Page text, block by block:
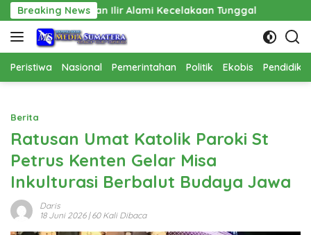
Langsung
ke
konten
Breaking News
Ilir Alami Kecelakaan Tunggal Pembangunan
Peristiwa Nasional Pemerintahan Politik Ekobis
Berita
Ratusan Umat Katolik Paroki St
Petrus Kenten Gelar Misa
Inkulturasi Berbalut Budaya Jawa
Daris
18 Juni 2026| 60 Kali Dibaca